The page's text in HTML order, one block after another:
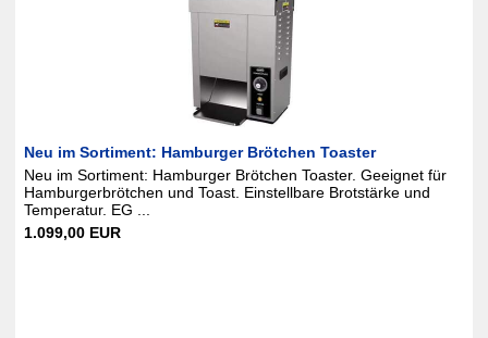
Neu im Sortiment: Hamburger Brötchen Toaster
Neu im Sortiment: Hamburger Brötchen Toaster. Geeignet für
Hamburgerbrötchen und Toast. Einstellbare Brotstärke und
Temperatur. EG ...
1.099,00 EUR